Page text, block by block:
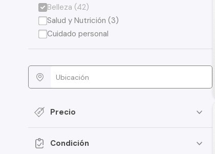
Belleza (42)
Salud y Nutrición (3)
Cuidado personal
Precio
Condición